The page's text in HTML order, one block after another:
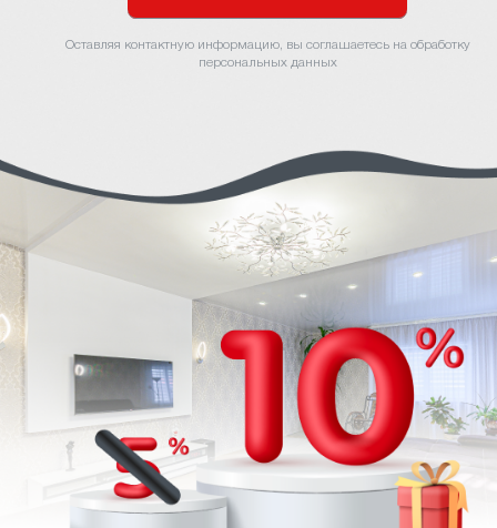
Оставляя контактную информацию, вы соглашаетесь на обработку
персональных данных